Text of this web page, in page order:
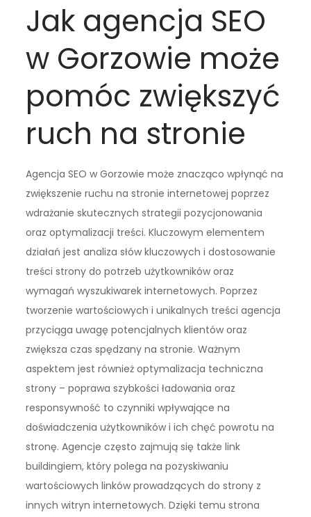
Jak agencja SEO
w Gorzowie może
pomóc zwiększyć
ruch na stronie
Agencja SEO w Gorzowie może znacząco wpłynąć na
zwiększenie ruchu na stronie internetowej poprzez
wdrażanie skutecznych strategii pozycjonowania
oraz optymalizacji treści. Kluczowym elementem
działań jest analiza słów kluczowych i dostosowanie
treści strony do potrzeb użytkowników oraz
wymagań wyszukiwarek internetowych. Poprzez
tworzenie wartościowych i unikalnych treści agencja
przyciąga uwagę potencjalnych klientów oraz
zwiększa czas spędzany na stronie. Ważnym
aspektem jest również optymalizacja techniczna
strony – poprawa szybkości ładowania oraz
responsywność to czynniki wpływające na
doświadczenia użytkowników i ich chęć powrotu na
stronę. Agencje często zajmują się także link
buildingiem, który polega na pozyskiwaniu
wartościowych linków prowadzących do strony z
innych witryn internetowych. Dzięki temu strona